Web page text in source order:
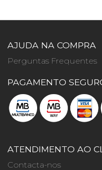
AJUDA NA COMPRA
Perguntas Frequentes
PAGAMENTO
ATENDIMENTO AO
Contacta-nos